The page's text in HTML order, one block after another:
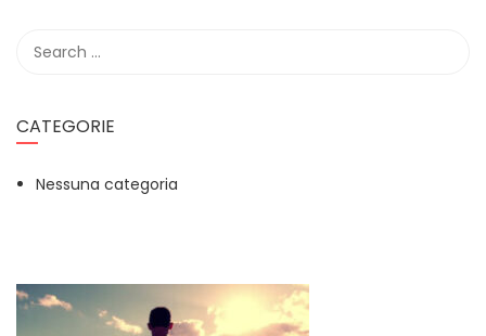
CATEGORIE
Nessuna categoria